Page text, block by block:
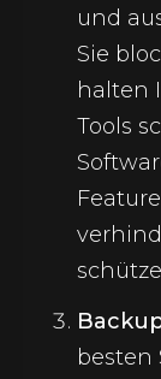
und
Sie
halten
Tools